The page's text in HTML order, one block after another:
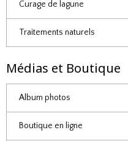
Curage de lagune
Traitements naturels
Médias et Boutique
Album photos
Boutique en ligne